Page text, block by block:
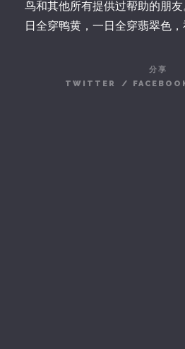
鸟和其他所有提供过帮助的朋
日全穿鸭黄，一日全穿翡翠色，
分享
TWITTER
/